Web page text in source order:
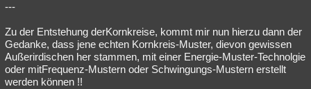
---
Zu der Entstehung derKornkreise, kommt mir nun hierzu dann der
Gedanke, dass jene echten Kornkreis-Muster, dievon gewissen
Außerirdischen her stammen, mit einer Energie-Muster-Technolgie
oder mitFrequenz-Mustern oder Schwingungs-Mustern erstellt
werden können !!